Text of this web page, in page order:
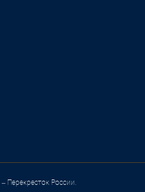
– Перекресток России.